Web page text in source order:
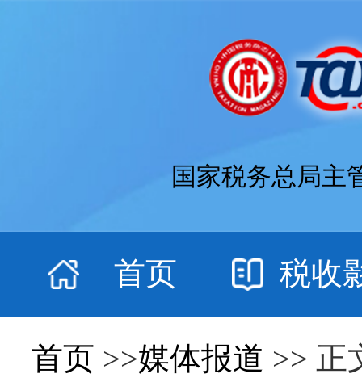
国家税务总局主
首页 税收
首页 >>媒体报道 >> 正